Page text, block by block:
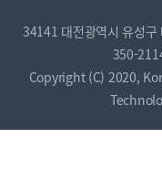
34141 대전광역시 유성
350-
Copyright (C) 2020,